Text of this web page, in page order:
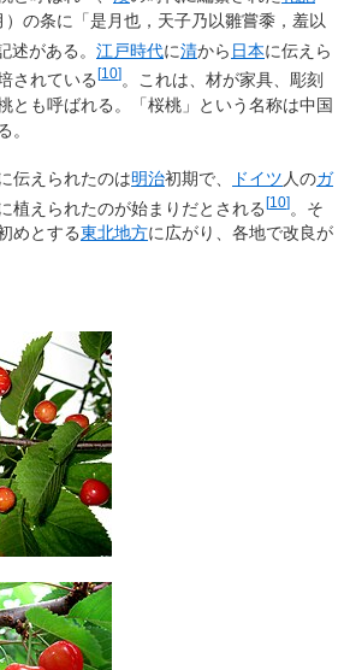
）の条に「是月也，天子乃以雛嘗黍，羞以
述がある。 江戸時代に清から 日本に伝えら
されている [10] 。これは、材が家具、彫刻
とも呼ばれる。「桜桃」という名称は中国
。
伝えられたのは明治初期で、 ドイツ 人のガ
植えられたのが始まりだとされる[10]
。そ
めとする東北地方に広がり、各地で改良が